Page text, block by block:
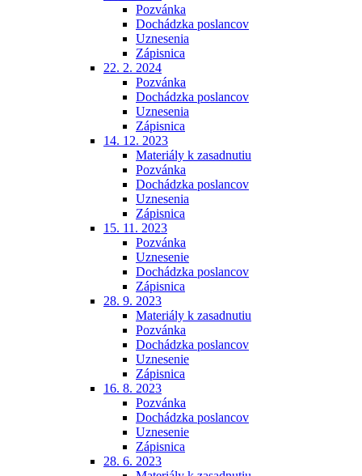
Pozvánka
Dochádzka poslancov
Uznesenia
Zápisnica
22. 2. 2024
Pozvánka
Dochádzka poslancov
Uznesenia
Zápisnica
14. 12. 2023
Materiály k zasadnutiu
Pozvánka
Dochádzka poslancov
Uznesenia
Zápisnica
15. 11. 2023
Pozvánka
Uznesenie
Dochádzka poslancov
Zápisnica
28. 9. 2023
Materiály k zasadnutiu
Pozvánka
Dochádzka poslancov
Uznesenie
Zápisnica
16. 8. 2023
Pozvánka
Dochádzka poslancov
Uznesenie
Zápisnica
28. 6. 2023